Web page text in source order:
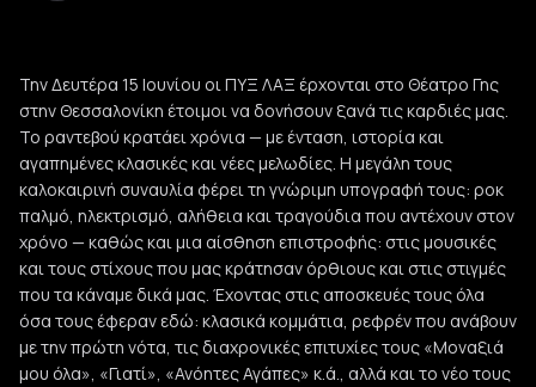
Την Δευτέρα 15 Ιουνίου οι ΠΥΞ ΛΑΞ έρχονται στο Θέατρο Γης
στην Θεσσαλονίκη έτοιμοι να δονήσουν ξανά τις καρδιές μας.
Το ραντεβού κρατάει χρόνια — με ένταση, ιστορία και
αγαπημένες κλασικές και νέες μελωδίες. Η μεγάλη τους
καλοκαιρινή συναυλία φέρει τη γνώριμη υπογραφή τους: ροκ
παλμό, ηλεκτρισμό, αλήθεια και τραγούδια που αντέχουν στον
χρόνο — καθώς και μια αίσθηση επιστροφής: στις μουσικές
και τους στίχους που μας κράτησαν όρθιους και στις στιγμές
που τα κάναμε δικά μας. Έχοντας στις αποσκευές τους όλα
όσα τους έφεραν εδώ: κλασικά κομμάτια, ρεφρέν που ανάβουν
με την πρώτη νότα, τις διαχρονικές επιτυχίες τους «Μοναξιά
μου όλα», «Γιατί», «Ανόητες Αγάπες» κ.ά., αλλά και το νέο τους